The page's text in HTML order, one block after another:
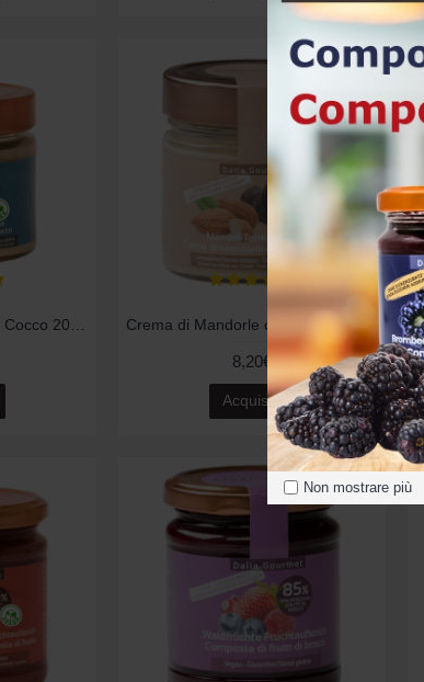
Non mostrare più
Crema di Mandorle con Cocco 200gr Crema di Mandorle con Tonka 200gr
8,20€
Acquista